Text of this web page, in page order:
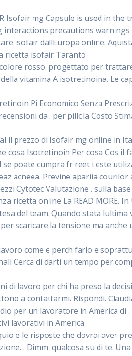
Isofair mg Capsule is used in
precautions warnings
isofair dallEuropa online.
ricetta isofair Taranto
rosso. progettato per
vitamina A isotretinoina. Le
Pi Economico Senza
da . per pillola Costo
il prezzo di Isofair mg online in
cosa Isotretinoin Per cosa Cos il
poate cumpra fr reet i este
acneea. Previne apariia
Cytotec Valutazione . sulla
ricetta online La READ MORE. In
del team. Quando stata
scaricare la tensione ma
come e perch farlo e
Cerca di darti un tempo per
di lavoro per chi ha preso la
a contattarmi. Rispondi.
per un lavoratore in America di
lavorativi in America
e le risposte che dovrai aver
. Dimmi qualcosa su di te.